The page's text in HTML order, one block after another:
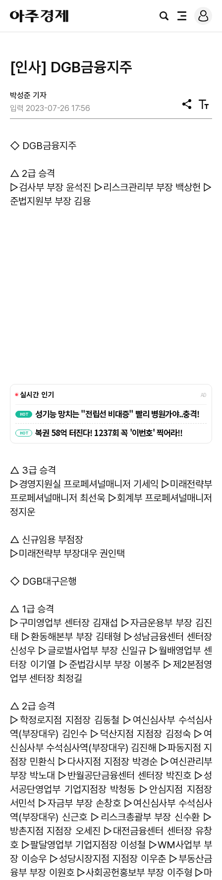
아
주
경
검
전
로
그
[인사] DGB금융지주
박성준 기자
입력 2023-07-26 17:56
공
유
텍
스
◇ DGB금융지주
△ 2급 승격
▷검사부 부장 윤석진 ▷리스크관리부 부장 백상헌 ▷
준법지원부 부장 김용
△ 3급 승격
▷경영지원실 프로페셔널매니저 기세익 ▷미래전략부
프로페셔널매니저 최선욱 ▷회계부 프로페셔널매니저
정지운
△ 신규임용 부점장
▷미래전략부 부장대우 권인택
◇ DGB대구은행
△ 1급 승격
▷구미영업부 센터장 김재섭 ▷자금운용부 부장 김진
태 ▷환동해본부 부장 김태형 ▷성남금융센터 센터장
신성우 ▷글로벌사업부 부장 신일규 ▷월배영업부 센
터장 이기열 ▷준법감시부 부장 이봉주 ▷제2본점영
업부 센터장 최정길
△ 2급 승격
▷학정로지점 지점장 김동철 ▷여신심사부 수석심사
역(부장대우) 김인수 ▷덕산지점 지점장 김정숙 ▷여
신심사부 수석심사역(부장대우) 김진해 ▷파동지점 지
점장 민환식 ▷다사지점 지점장 박경순 ▷여신관리부
부장 박노대 ▷반월공단금융센터 센터장 박진호 ▷성
서공단영업부 기업지점장 박청동 ▷안심지점 지점장
서민석 ▷자금부 부장 손창호 ▷여신심사부 수석심사
역(부장대우) 신근호 ▷리스크총괄부 부장 신수환 ▷
방촌지점 지점장 오세진 ▷대전금융센터 센터장 유창
호 ▷팔달영업부 기업지점장 이성철 ▷WM사업부 부
장 이승우 ▷성당시장지점 지점장 이우춘 ▷부동산금
융부 부장 이원호 ▷사회공헌홍보부 부장 이주형 ▷마